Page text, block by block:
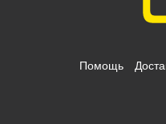
Помощь